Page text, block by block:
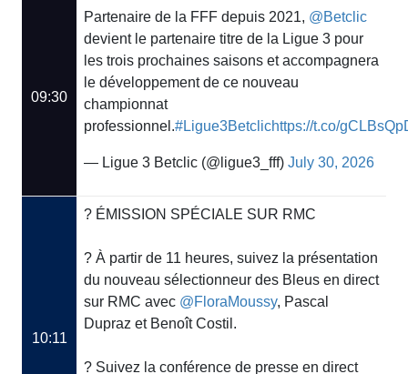
09:30
Partenaire de la FFF depuis 2021, @Betclic
devient le partenaire titre de la Ligue 3 pour
les trois prochaines saisons et accompagnera
le développement de ce nouveau
championnat
professionnel.#Ligue3Betclichttps://t.co/
— Ligue 3 Betclic (@ligue3_fff) July 30, 2026
10:11
? ÉMISSION SPÉCIALE SUR RMC
? À partir de 11 heures, suivez la présentation
du nouveau sélectionneur des Bleus en direct
sur RMC avec @FloraMoussy, Pascal
Dupraz et Benoît Costil.
? Suivez la conférence de presse en direct